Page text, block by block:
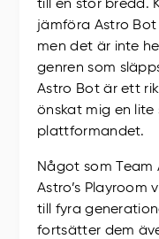
till en stor bredd.
jämföra Astro
men det är inte
genren som
Astro Bot är ett
önskat mig en lite
plattformandet.
Något som Team
Astro’s Playroom
till fyra
fortsätter dem